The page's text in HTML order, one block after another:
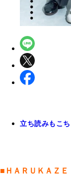
立ち読みもこ
■ＨＡＲＵＫＡＺＥ